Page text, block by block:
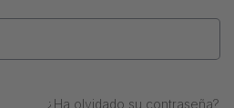
¿Ha olvidado su contraseña?